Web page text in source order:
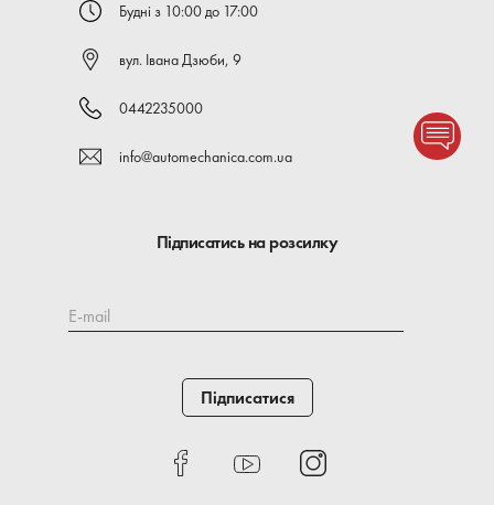
Будні з 10:00 до 17:00
вул. Івана Дзюби, 9
0442235000
info@automechanica.com.ua
Підписатись на розсилку
E-mail
Підписатися